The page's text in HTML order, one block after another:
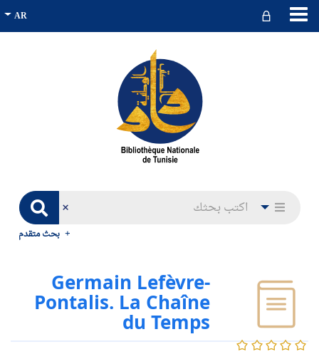
بحث متقدم
0/5
Germain Lefèvre-
Pontalis. La Chaîne
du Temps